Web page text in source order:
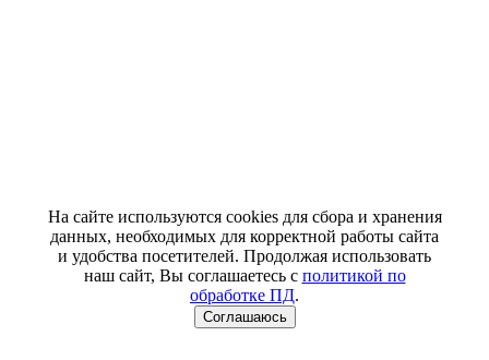
На сайте используются cookies для сбора и хранения
данных, необходимых для корректной работы сайта
и удобства посетителей. Продолжая использовать
наш сайт, Вы соглашаетесь с политикой по
обработке ПД.
Соглашаюсь